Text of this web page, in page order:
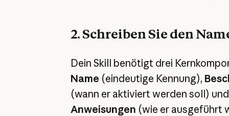
2. Schreiben Sie den
Dein Skill benötigt drei
Name (eindeutige Kennung),
(wann er aktiviert werden soll) und
Anweisungen (wie er ausgeführt